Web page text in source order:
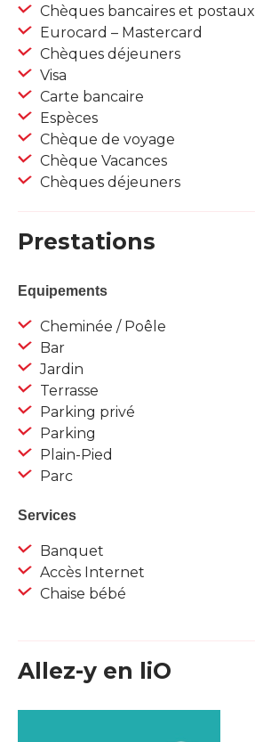
Chèques bancaires et postaux
Eurocard – Mastercard
Chèques déjeuners
Visa
Carte bancaire
Espèces
Chèque de voyage
Chèque Vacances
Chèques déjeuners
Prestations
Equipements
Cheminée / Poêle
Bar
Jardin
Terrasse
Parking privé
Parking
Plain-Pied
Parc
Services
Banquet
Accès Internet
Chaise bébé
Allez-y en liO